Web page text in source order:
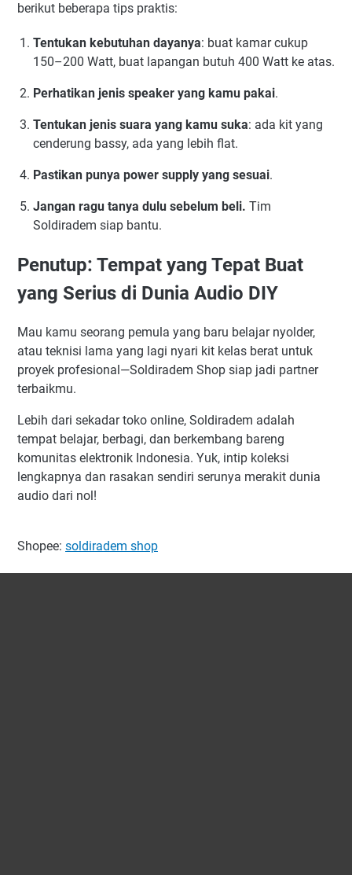
berikut beberapa tips praktis:
Tentukan kebutuhan dayanya: buat kamar cukup
150–200 Watt, buat lapangan butuh 400 Watt ke atas.
Perhatikan jenis speaker yang kamu pakai.
Tentukan jenis suara yang kamu suka: ada kit yang
cenderung bassy, ada yang lebih flat.
Pastikan punya power supply yang sesuai.
Jangan ragu tanya dulu sebelum beli. Tim
Soldiradem siap bantu.
Penutup: Tempat yang Tepat Buat
yang Serius di Dunia Audio DIY
Mau kamu seorang pemula yang baru belajar nyolder,
atau teknisi lama yang lagi nyari kit kelas berat untuk
proyek profesional—Soldiradem Shop siap jadi partner
terbaikmu.
Lebih dari sekadar toko online, Soldiradem adalah
tempat belajar, berbagi, dan berkembang bareng
komunitas elektronik Indonesia. Yuk, intip koleksi
lengkapnya dan rasakan sendiri serunya merakit dunia
audio dari nol!
Shopee: soldiradem shop